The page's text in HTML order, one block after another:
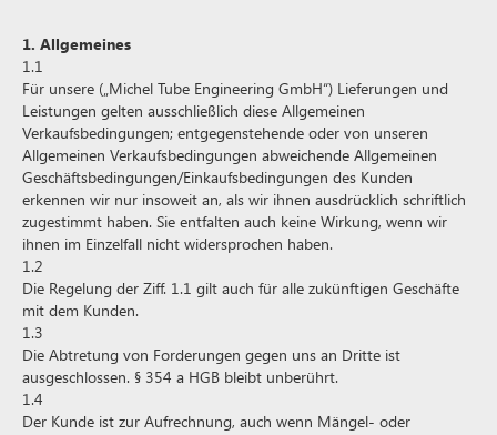
1. Allgemeines
1.1
Für unsere („Michel Tube Engineering GmbH“) Lieferungen und
Leistungen gelten ausschließlich diese Allgemeinen
Verkaufsbedingungen; entgegenstehende oder von unseren
Allgemeinen Verkaufsbedingungen abweichende Allgemeinen
Geschäftsbedingungen/Einkaufsbedingungen des Kunden
erkennen wir nur insoweit an, als wir ihnen ausdrücklich schriftlich
zugestimmt haben. Sie entfalten auch keine Wirkung, wenn wir
ihnen im Einzelfall nicht widersprochen haben.
1.2
Die Regelung der Ziff. 1.1 gilt auch für alle zukünftigen Geschäfte
mit dem Kunden.
1.3
Die Abtretung von Forderungen gegen uns an Dritte ist
ausgeschlossen. § 354 a HGB bleibt unberührt.
1.4
Der Kunde ist zur Aufrechnung, auch wenn Mängel- oder